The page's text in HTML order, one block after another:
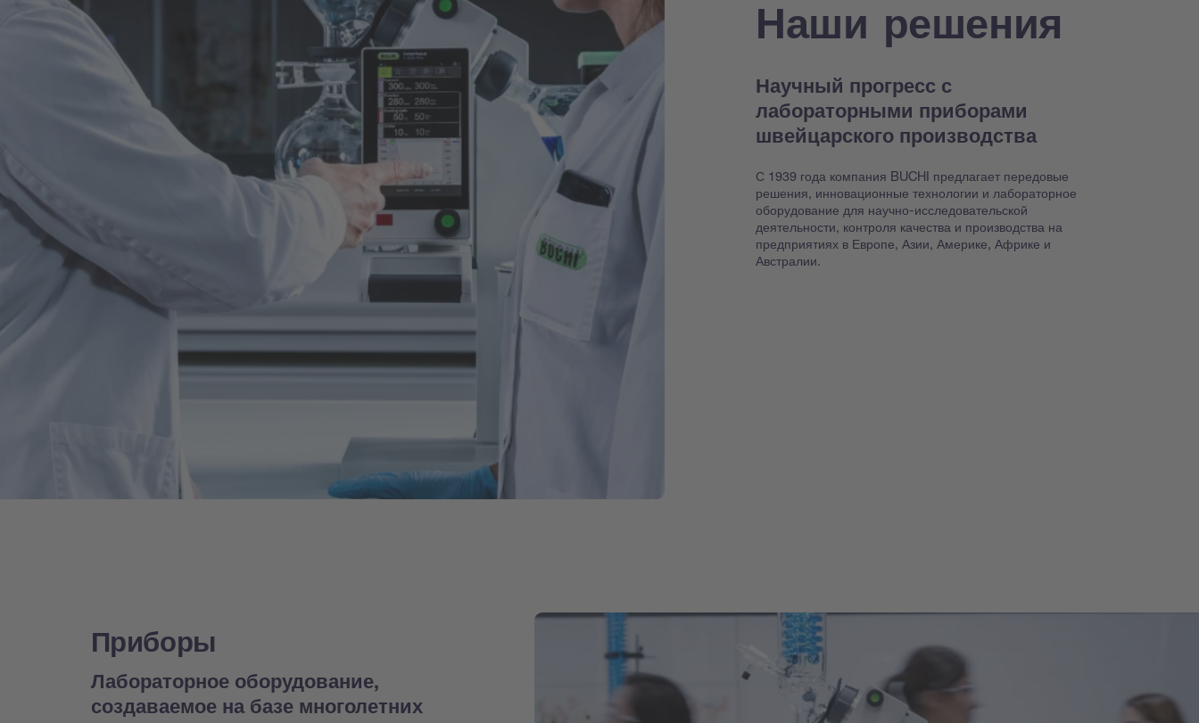
Наши решения
Научный прогресс с
лабораторными приборами
швейцарского производства
С 1939 года компания BUCHI предлагает передовые
решения, инновационные технологии и лабораторное
оборудование для научно-исследовательской
деятельности, контроля качества и производства на
предприятиях в Европе, Азии, Америке, Африке и
Австралии.
Приборы
Лабораторное оборудование,
создаваемое на базе многолетних